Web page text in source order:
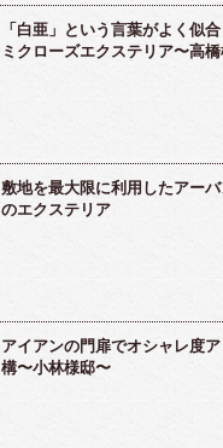
「白亜」という言葉がよく似
ミクローズエクステリア〜高
敷地を最大限に利用したアー
のエクステリア
アイアンの門扉でオシャレ度
構〜小林様邸〜